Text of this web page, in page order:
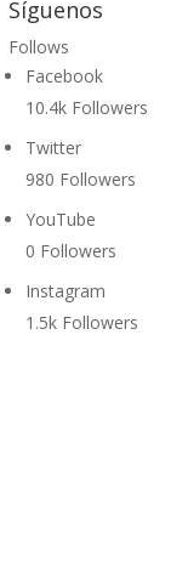
Síguenos
Follows
Facebook
10.4k Followers
Twitter
980 Followers
YouTube
0 Followers
Instagram
1.5k Followers